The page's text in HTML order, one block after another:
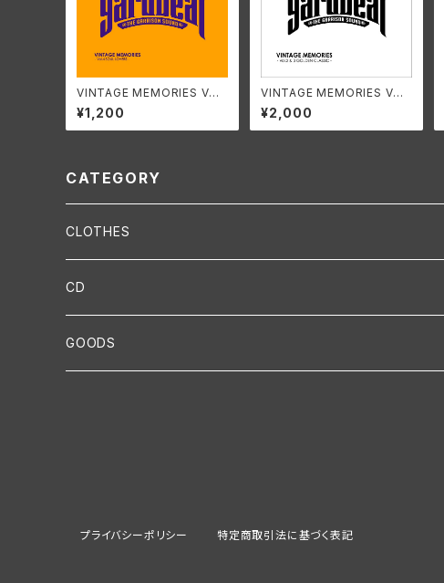
VINTAGE MEMORIES VO
L.4 ~SOUL LOVERS~
¥1,200
VINTAGE MEMORIES VO
L.2 & 3 ~GOLDEN CLASSI
C~(2枚組CD)
¥2,000
CATEGORY
CLOTHES
T-SHIRT
HEAD
CD
LIVE
GOODS
プライバシーポリシー 特定商取引法に基づく表記